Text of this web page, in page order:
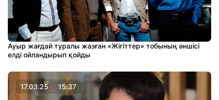
Ауыр жағдай туралы жазған «Жігіттер» тобының әншісі
елді ойландырып қойды
17.03.25 15:37